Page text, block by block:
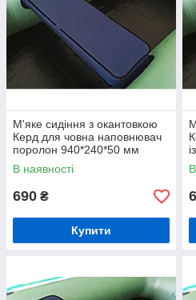
М'яке сидіння з окантовкою
Керд для човна наповнювач
поролон 940*240*50 мм
В наявності
690 ₴
Купити